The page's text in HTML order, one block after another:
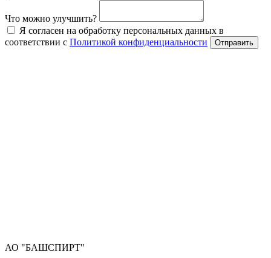
Что можно улучшить?
Я согласен на обработку персональных данных в
соответствии с Политикой конфиденциальности Отправить
АО "БАШСПИРТ"